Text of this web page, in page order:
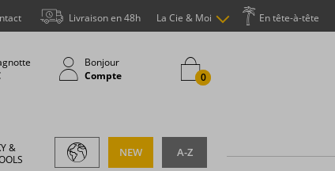
En tête-à-tête
La Cie & Moi
Livraison en 48h
Bonjour
Compte
0
&
A-Z
NEW